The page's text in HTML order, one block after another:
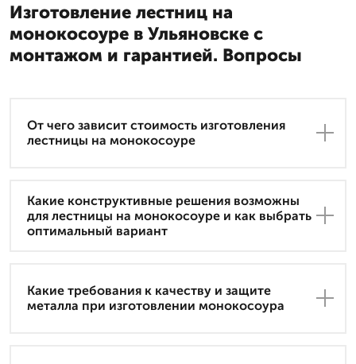
Изготовление лестниц на
монокосоуре в Ульяновске с
монтажом и гарантией. Вопросы
От чего зависит стоимость изготовления
лестницы на монокосоуре
Какие конструктивные решения возможны
для лестницы на монокосоуре и как выбрать
оптимальный вариант
Какие требования к качеству и защите
металла при изготовлении монокосоура